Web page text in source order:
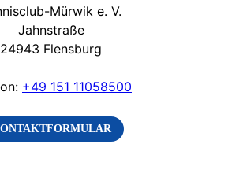
Mürwik e. V.
Jahnstraße
24943 Flensburg
+49 151 11058500